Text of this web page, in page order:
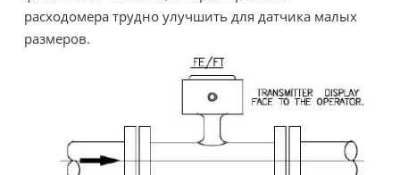
расходомера трудно улучшить для датчика малых
размеров.